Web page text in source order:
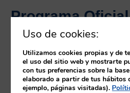
Programa Oficial
Uso de cookies:
Utilizamos cookies propias y de
el uso del sitio web y mostrarte
con tus preferencias sobre la
elaborado a partir de tus hábitos
ejemplo, páginas visitadas).